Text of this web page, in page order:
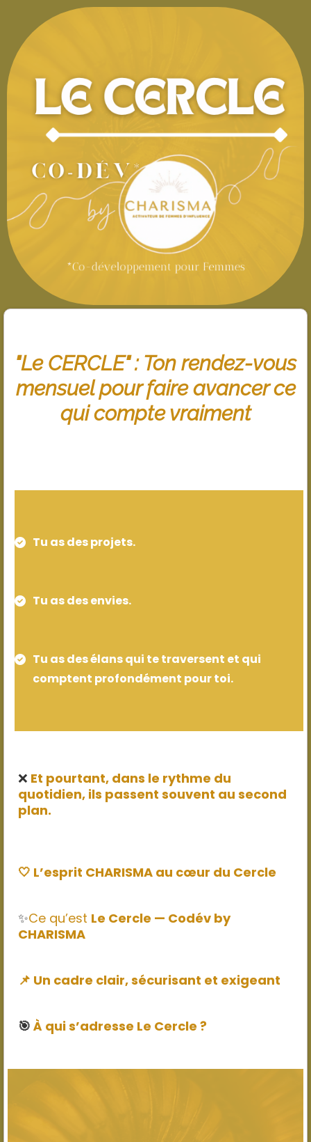
"Le CERCLE" : Ton rendez-vous
mensuel pour faire avancer ce
qui compte vraiment
Tu as des projets.
Tu as des envies.
Tu as des élans qui te traversent et qui
comptent profondément pour toi.
❌ Et pourtant, dans le rythme du
quotidien, ils passent souvent au second
plan.
🤍 L’esprit CHARISMA au cœur du Cercle
✨Ce qu’est Le Cercle — Codév by
CHARISMA
📌 Un cadre clair, sécurisant et exigeant
🎯 À qui s’adresse Le Cercle ?